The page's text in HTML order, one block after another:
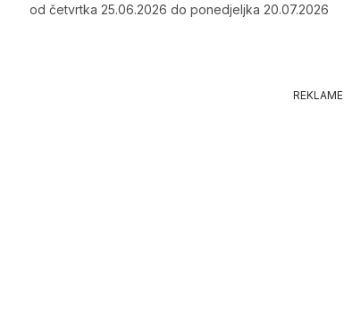
od četvrtka 25.06.2026 do ponedjeljka 20.07.2026
REKLAME